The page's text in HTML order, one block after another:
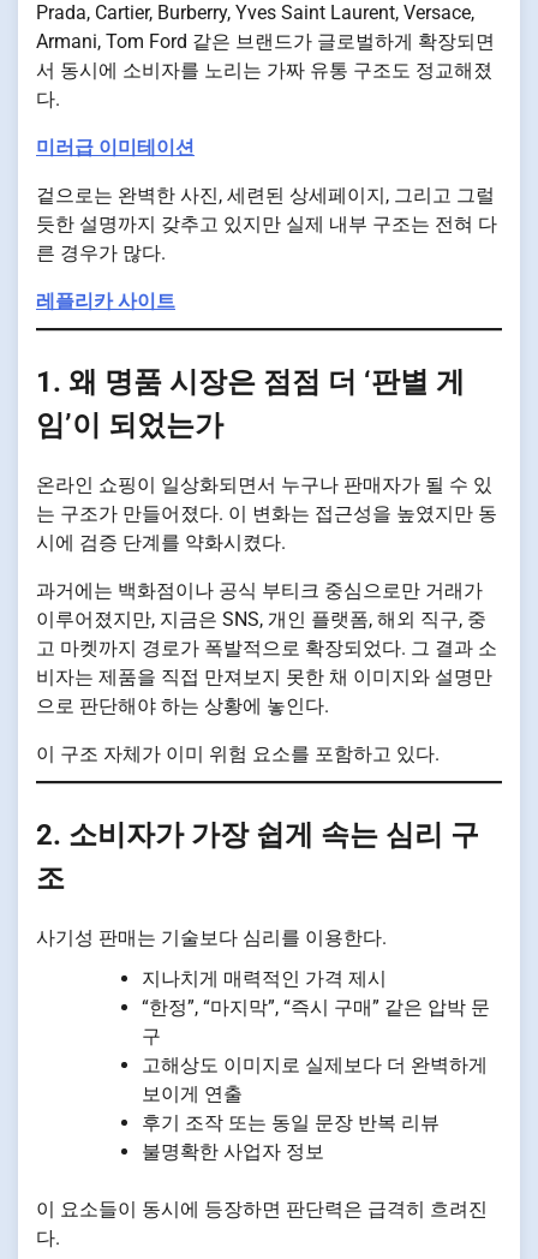
Prada, Cartier, Burberry, Yves Saint Laurent, Versace,
Armani, Tom Ford 같은 브랜드가 글로벌하게 확장되면
서 동시에 소비자를 노리는 가짜 유통 구조도 정교해졌
다.
미러급 이미테이션
겉으로는 완벽한 사진, 세련된 상세페이지, 그리고 그럴
듯한 설명까지 갖추고 있지만 실제 내부 구조는 전혀 다
른 경우가 많다.
레플리카 사이트
1. 왜 명품 시장은 점점 더 ‘판별 게
임’이 되었는가
온라인 쇼핑이 일상화되면서 누구나 판매자가 될 수 있
는 구조가 만들어졌다. 이 변화는 접근성을 높였지만 동
시에 검증 단계를 약화시켰다.
과거에는 백화점이나 공식 부티크 중심으로만 거래가
이루어졌지만, 지금은 SNS, 개인 플랫폼, 해외 직구, 중
고 마켓까지 경로가 폭발적으로 확장되었다. 그 결과 소
비자는 제품을 직접 만져보지 못한 채 이미지와 설명만
으로 판단해야 하는 상황에 놓인다.
이 구조 자체가 이미 위험 요소를 포함하고 있다.
2. 소비자가 가장 쉽게 속는 심리 구
조
사기성 판매는 기술보다 심리를 이용한다.
지나치게 매력적인 가격 제시
“한정”, “마지막”, “즉시 구매” 같은 압박 문
구
고해상도 이미지로 실제보다 더 완벽하게
보이게 연출
후기 조작 또는 동일 문장 반복 리뷰
불명확한 사업자 정보
이 요소들이 동시에 등장하면 판단력은 급격히 흐려진
다.